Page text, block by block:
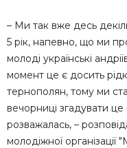
– Ми так вже десь
5 рік, напевно, що ми
молоді українські
момент це є досить
тернополян, тому ми
вечорниці згадувати
розважалась, –
молодіжної